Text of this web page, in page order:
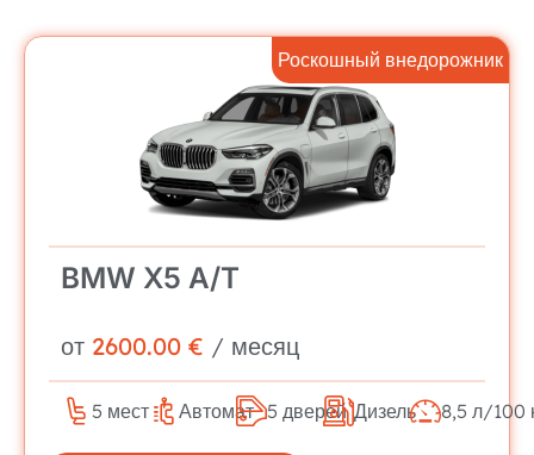
Роскошный внедорожник
BMW X5 A/T
от 2600.00 € / месяц
5 мест Автомат 5 дверей Дизель 8,5 л/100